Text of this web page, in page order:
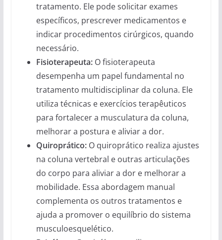
tratamento. Ele pode solicitar exames
específicos, prescrever medicamentos e
indicar procedimentos cirúrgicos, quando
necessário.
Fisioterapeuta:O fisioterapeuta
desempenha um papel fundamental no
tratamento multidisciplinar da coluna. Ele
utiliza técnicas e exercícios terapêuticos
para fortalecer a musculatura da coluna,
melhorar a postura e aliviar a dor.
Quiroprático:O quiroprático realiza ajustes
na coluna vertebral e outras articulações
do corpo para aliviar a dor e melhorar a
mobilidade. Essa abordagem manual
complementa os outros tratamentos e
ajuda a promover o equilíbrio do sistema
musculoesquelético.